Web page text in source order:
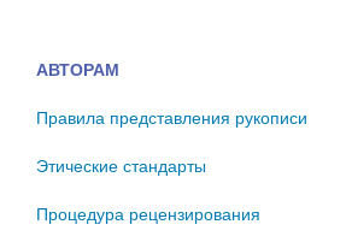
АВТОРАМ
Правила представления рукописи
Этические стандарты
Процедура рецензирования